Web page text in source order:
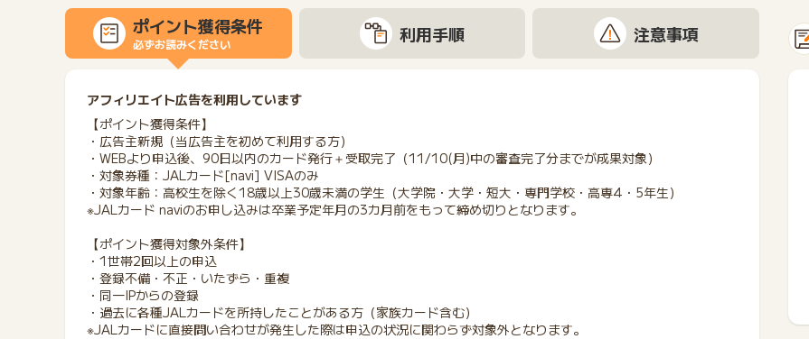
ポイント獲得条件
必ずお読みください 利用手順 注意事項
アフィリエイト広告を利用しています
【ポイント獲得条件】
・広告主新規（当広告主を初めて利用する方）
・WEBより申込後、90日以内のカード発行＋受取完了（11/10(月)中の審査完了分までが成果対象）
・対象券種：JALカード[navi] VISAのみ
・対象年齢：高校生を除く18歳以上30歳未満の学生（大学院・大学・短大・専門学校・高専4・5年生）
※JALカード naviのお申し込みは卒業予定年月の3カ月前をもって締め切りとなります。
【ポイント獲得対象外条件】
・1世帯2回以上の申込
・登録不備・不正・いたずら・重複
・同一IPからの登録
・過去に各種JALカードを所持したことがある方（家族カード含む）
※JALカードに直接問い合わせが発生した際は申込の状況に関わらず対象外となります。